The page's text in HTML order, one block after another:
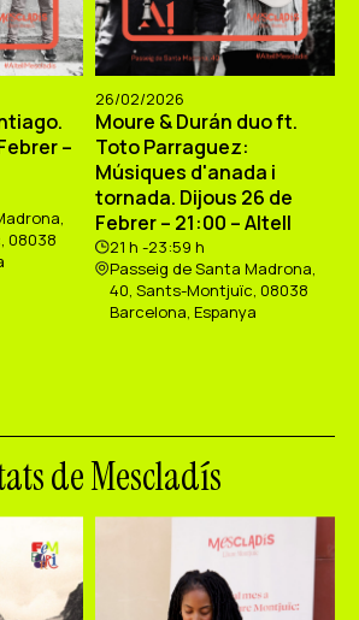
–
08038
26/02/2026
Moure & Durán duo ft.
Toto Parraguez:
Músiques d'anada i
tornada. Dijous 26 de
Febrer – 21:00 – Altell
21 h -23:59 h
Passeig de Santa Madrona,
40, Sants-Montjuïc, 08038
Barcelona, Espanya
de Mescladís